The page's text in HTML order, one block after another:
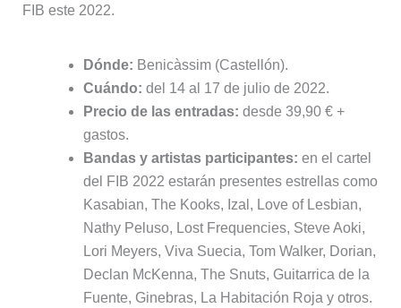
FIB este 2022.
Dónde: Benicàssim (Castellón).
Cuándo: del 14 al 17 de julio de 2022.
Precio de las entradas: desde 39,90 € +
gastos.
Bandas y artistas participantes: en el cartel
del FIB 2022 estarán presentes estrellas como
Kasabian, The Kooks, Izal, Love of Lesbian,
Nathy Peluso, Lost Frequencies, Steve Aoki,
Lori Meyers, Viva Suecia, Tom Walker, Dorian,
Declan McKenna, The Snuts, Guitarrica de la
Fuente, Ginebras, La Habitación Roja y otros.